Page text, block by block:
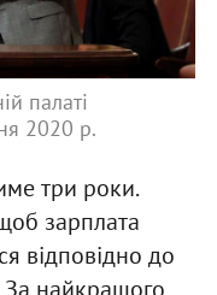
палаті
2020 р.
три роки.
зарплата
відповідно до
За найкращого